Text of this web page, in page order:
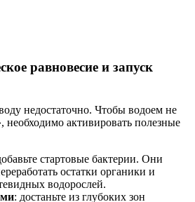
равновесие и запуск
недостаточно. Чтобы водоем не
необходимо активировать полезные
стартовые бактерии. Они
остатки органики и
водорослей.
: достаньте из глубоких зон